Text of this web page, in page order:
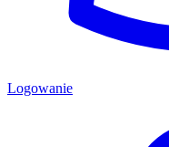
Logowanie